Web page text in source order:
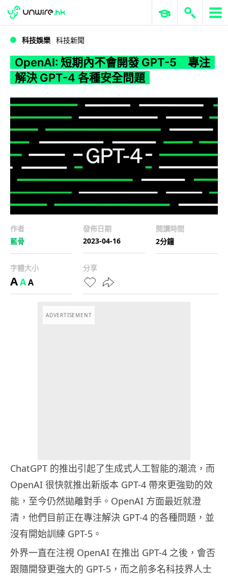
WWDC 2026 ERP 與商業 AI
科技娛樂 科技新聞
OpenAI: 短期內不會開發 GPT-5 專注
解決 GPT-4 各種安全問題
作者
藍骨
發佈日期
2023-04-16
閱讀時間
2分鐘
字體大小
AAA
分享
ADVERTISEMENT
ChatGPT 的推出引起了生成式人工智能的潮流，而
OpenAI 很快就推出新版本 GPT-4 帶來更強勁的效
能，至今仍然拋離對手。OpenAI 方面最近就澄
清，他們目前正在專注解決 GPT-4 的各種問題，並
沒有開始訓練 GPT-5。
外界一直在注視 OpenAI 在推出 GPT-4 之後，會否
跟隨開發更強大的 GPT-5，而之前多名科技界人士